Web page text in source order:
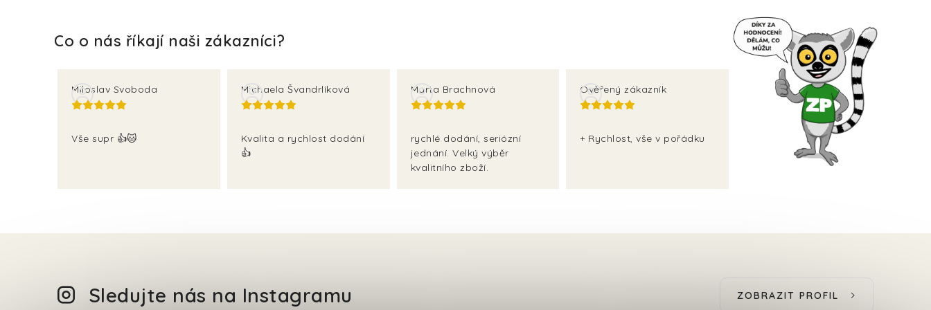
Miloslav Svoboda
Vše supr 👍🐱
Michaela Švandrlíková
Kvalita a rychlost dodání
👍
Marta Brachnová
rychlé dodání, seriózní
jednání. Velký výběr
kvalitního zboží.
Ověřený zákazník
+ Rychlost, vše v pořádku
Sledujte nás na Instagramu ZOBRAZIT PROFIL